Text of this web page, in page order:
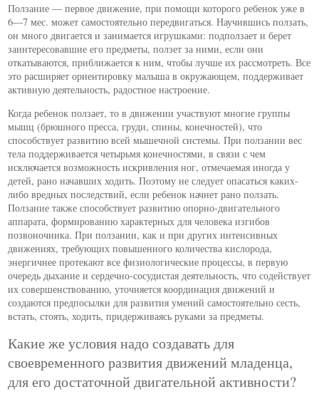
Ползание — первое движение, при помощи которого ребенок уже в
6—7 мес. может самостоятельно передвигаться. Научившись ползать,
он много двигается и занимается игрушками: подползает и берет
заинтересовавшие его предметы, ползет за ними, если они
откатываются, приближается к ним, чтобы лучше их рассмотреть. Все
это расширяет ориентировку малыша в окружающем, поддерживает
активную деятельность, радостное настроение.
Когда ребенок ползает, то в движении участвуют многие группы
мышц (брюшного пресса, груди, спины, конечностей), что
способствует развитию всей мышечной системы. При ползании вес
тела поддерживается четырьмя конечностями, в связи с чем
исключается возможность искривления ног, отмечаемая иногда у
детей, рано начавших ходить. Поэтому не следует опасаться каких-
либо вредных последствий, если ребенок начнет рано ползать.
Ползание также способствует развитию опорно-двигательного
аппарата, формированию характерных для человека изгибов
позвоночника. При ползании, как и при других интенсивных
движениях, требующих повышенного количества кислорода,
энергичнее протекают все физиологические процессы, в первую
очередь дыхание и сердечно-сосудистая деятельность, что содействует
их совершенствованию, уточняется координация движений и
создаются предпосылки для развития умений самостоятельно сесть,
встать, стоять, ходить, придерживаясь руками за предметы.
Какие же условия надо создавать для
своевременного развития движений младенца,
для его достаточной двигательной активности?